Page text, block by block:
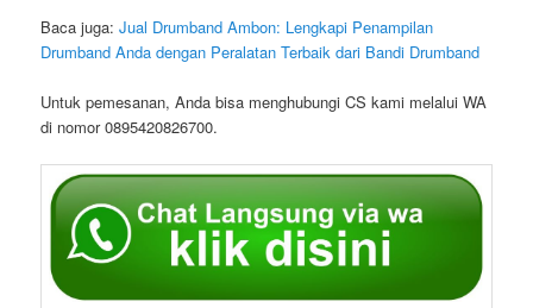
Baca juga:Jual Drumband Ambon: Lengkapi Penampilan
Drumband Anda dengan Peralatan Terbaik dari Bandi Drumband
Untuk pemesanan, Anda bisa menghubungi CS kami melalui WA
di nomor 0895420826700.